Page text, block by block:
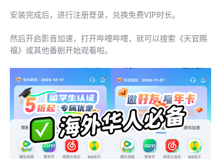
安装完成后，进行注册登录，兑换免费VIP时长。
然后开启影音加速，打开哔哩哔哩，就可以搜索《天官赐
福》或其他番剧开始观看啦。